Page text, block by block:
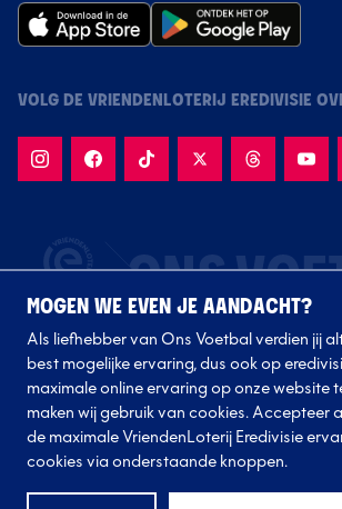
VOLG DE VRIENDENLOTERIJ EREDIVISIE
Volg onze clubs
MOGEN WE EVEN JE AANDACHT?
Als liefhebber van Ons Voetbal verdien jij
best mogelijke ervaring, dus ook op
maximale online ervaring op onze website
maken wij gebruik van cookies. Accepteer
de maximale VriendenLoterij Eredivisie
cookies via onderstaande knoppen.